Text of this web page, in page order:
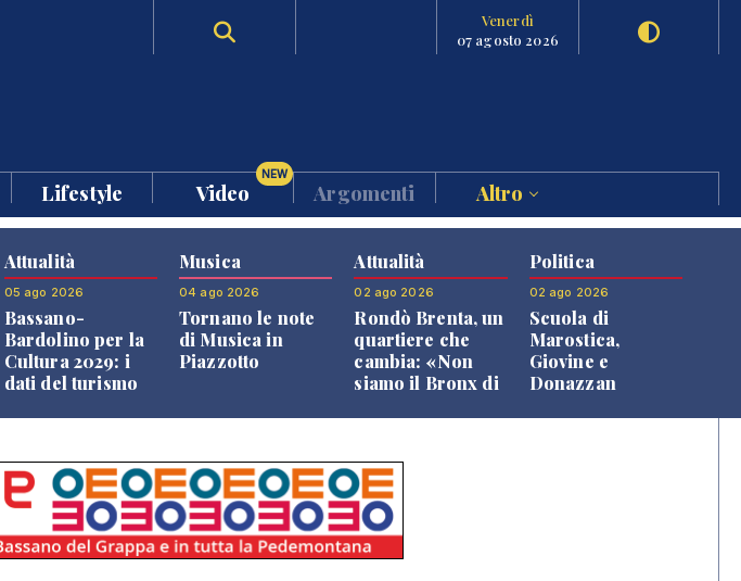
Venerdì
07 agosto 2026
Lifestyle Video
NEW
Argomenti Altro
Attualità
05 ago 2026
Bassano-
Bardolino per la
Cultura 2029: i
dati del turismo
Musica
04 ago 2026
Tornano le note
di Musica in
Piazzotto
Attualità
02 ago 2026
Rondò Brenta, un
quartiere che
cambia: «Non
siamo il Bronx di
Politica
02 ago 2026
Scuola di
Marostica,
Giovine e
Donazzan